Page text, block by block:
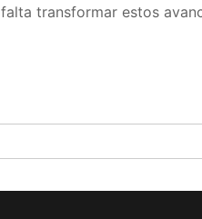
transformar estos